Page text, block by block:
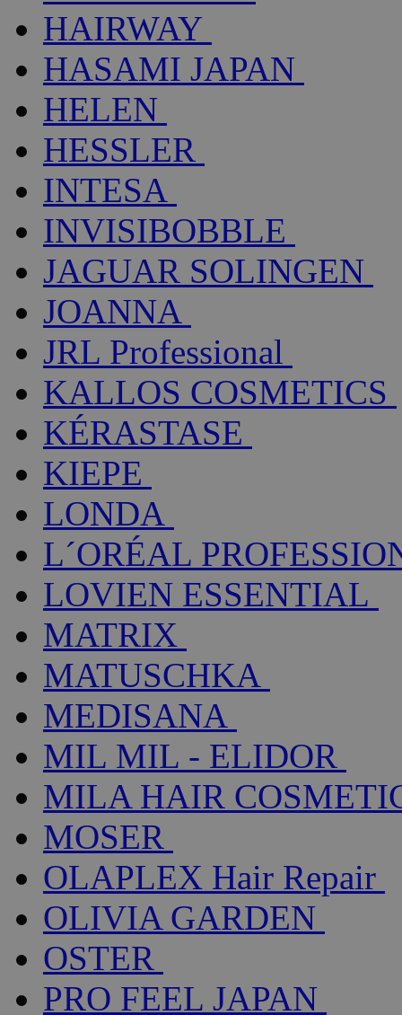
HAIRWAY
HASAMI JAPAN
HELEN
HESSLER
INTESA
INVISIBOBBLE
JAGUAR SOLINGEN
JOANNA
JRL Professional
KALLOS COSMETICS
KÉRASTASE
KIEPE
LONDA
L´ORÉAL
LOVIEN ESSENTIAL
MATRIX
MATUSCHKA
MEDISANA
MIL MIL - ELIDOR
MILA HAIR
MOSER
OLAPLEX Hair Repair
OLIVIA GARDEN
OSTER
PRO FEEL JAPAN